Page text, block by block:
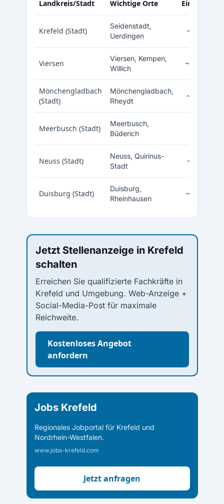
Landkreis/Stadt Wichtige Orte Einwohner
Krefeld (Stadt)
Seidenstadt,
Uerdingen
~227.000
Viersen
Viersen, Kempen,
Willich
~298.000
Mönchengladbach
(Stadt)
Mönchengladbach,
Rheydt
~261.000
Meerbusch (Stadt)
Meerbusch,
Büderich
Neuss (Stadt)
Neuss, Quirinus-
Stadt
~153.000
Duisburg (Stadt)
Duisburg,
Rheinhausen
~500.000
Jetzt Stellenanzeige in Krefeld
schalten
Erreichen Sie qualifizierte Fachkräfte in
Krefeld und Umgebung. Web-Anzeige +
Social-Media-Post für maximale
Reichweite.
Kostenloses Angebot
anfordern
Jobs Krefeld
Regionales Jobportal für Krefeld und
Nordrhein-Westfalen.
www.jobs-krefeld.com
Jetzt anfragen